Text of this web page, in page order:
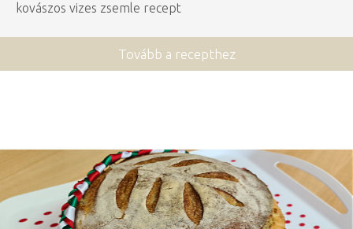
kovászos vizes zsemle recept
Tovább a recepthez